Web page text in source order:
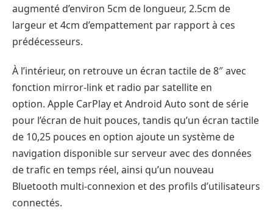
augmenté d’environ 5cm de longueur, 2.5cm de
largeur et 4cm d’empattement par rapport à ces
prédécesseurs.
À l’intérieur, on retrouve un écran tactile de 8″ avec
fonction mirror-link et radio par satellite en
option. Apple CarPlay et Android Auto sont de série
pour l’écran de huit pouces, tandis qu’un écran tactile
de 10,25 pouces en option ajoute un système de
navigation disponible sur serveur avec des données
de trafic en temps réel, ainsi qu’un nouveau
Bluetooth multi-connexion et des profils d’utilisateurs
connectés.